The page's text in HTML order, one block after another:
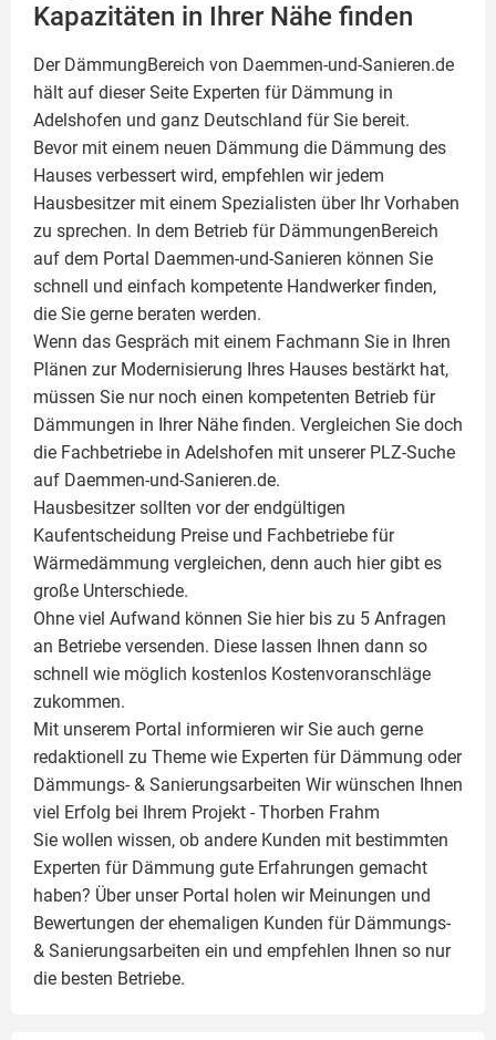
Kapazitäten in Ihrer Nähe finden
Der DämmungBereich von Daemmen-und-Sanieren.de
hält auf dieser Seite Experten für Dämmung in
Adelshofen und ganz Deutschland für Sie bereit.
Bevor mit einem neuen Dämmung die Dämmung des
Hauses verbessert wird, empfehlen wir jedem
Hausbesitzer mit einem Spezialisten über Ihr Vorhaben
zu sprechen. In dem Betrieb für DämmungenBereich
auf dem Portal Daemmen-und-Sanieren können Sie
schnell und einfach kompetente Handwerker finden,
die Sie gerne beraten werden.
Wenn das Gespräch mit einem Fachmann Sie in Ihren
Plänen zur Modernisierung Ihres Hauses bestärkt hat,
müssen Sie nur noch einen kompetenten Betrieb für
Dämmungen in Ihrer Nähe finden. Vergleichen Sie doch
die Fachbetriebe in Adelshofen mit unserer PLZ-Suche
auf Daemmen-und-Sanieren.de.
Hausbesitzer sollten vor der endgültigen
Kaufentscheidung Preise und Fachbetriebe für
Wärmedämmung vergleichen, denn auch hier gibt es
große Unterschiede.
Ohne viel Aufwand können Sie hier bis zu 5 Anfragen
an Betriebe versenden. Diese lassen Ihnen dann so
schnell wie möglich kostenlos Kostenvoranschläge
zukommen.
Mit unserem Portal informieren wir Sie auch gerne
redaktionell zu Theme wie Experten für Dämmung oder
Dämmungs- & Sanierungsarbeiten Wir wünschen Ihnen
viel Erfolg bei Ihrem Projekt - Thorben Frahm
Sie wollen wissen, ob andere Kunden mit bestimmten
Experten für Dämmung gute Erfahrungen gemacht
haben? Über unser Portal holen wir Meinungen und
Bewertungen der ehemaligen Kunden für Dämmungs-
& Sanierungsarbeiten ein und empfehlen Ihnen so nur
die besten Betriebe.